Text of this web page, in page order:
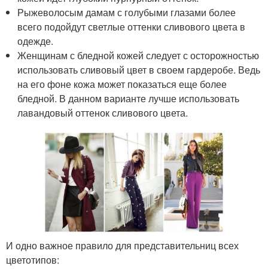
Рыжеволосым дамам с голубыми глазами более
всего подойдут светлые оттенки сливового цвета в
одежде.
Женщинам с бледной кожей следует с осторожностью
использовать сливовый цвет в своем гардеробе. Ведь
на его фоне кожа может показаться еще более
бледной. В данном варианте лучше использовать
лавандовый оттенок сливового цвета.
И одно важное правило для представительниц всех
цветотипов: